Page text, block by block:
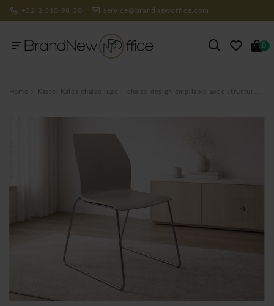
+32 2 310 98 30 service@brandnewoffice.com
0
Home Kastel Kalea chaise luge – chaise design empilable avec structure aluminium